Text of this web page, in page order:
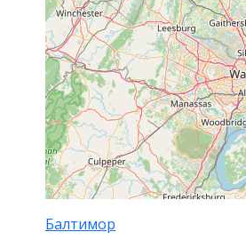
Балтимор